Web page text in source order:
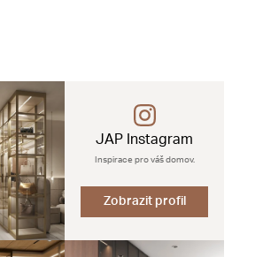
JAP Instagram
Inspirace pro váš domov.
Zobrazit profil